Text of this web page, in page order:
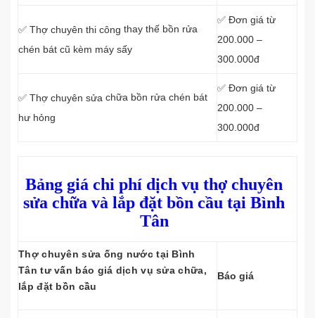
✅ Thợ chuyên thi công thay thế bồn rửa
chén bát cũ kèm máy sấy
✅ Đơn giá từ
200.000 –
300.000đ
✅ Thợ chuyên sửa chữa bồn rửa chén bát
hư hỏng
✅ Đơn giá từ
200.000 –
300.000đ
Bảng giá chi phí dịch vụ thợ chuyên
sửa chữa và lắp đặt bồn cầu tại Bình
Tân
Thợ chuyên sửa ống nước tại Bình
Tân tư vấn báo giá dịch vụ sửa chữa,
lắp đặt bồn cầu
Báo giá